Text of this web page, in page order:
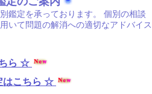
鑑定を承っております。 個別の相談
いて問題の解消への適切なアドバイス
ら ☆
はこちら ☆